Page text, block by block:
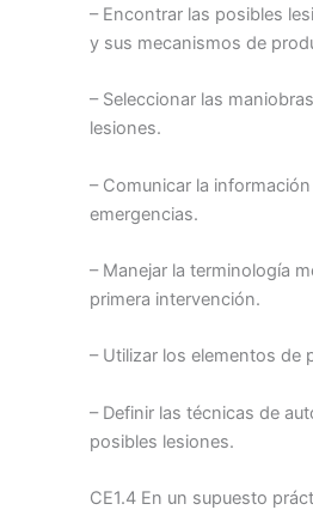
– Encontrar las posibles
y sus mecanismos de
– Seleccionar las
lesiones.
– Comunicar la
emergencias.
– Manejar la terminología
primera intervención.
– Utilizar los elementos de
– Definir las técnicas de
posibles lesiones.
CE1.4 En un supuesto